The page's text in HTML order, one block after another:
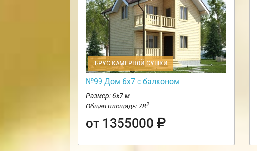
БРУС КАМЕРНОЙ СУШКИ
№99 Дом 6х7 с балконом
Размер: 6х7 м
Общая площадь: 782
от 1355000